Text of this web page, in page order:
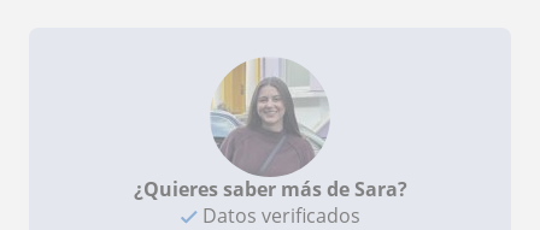
¿Quieres saber más de Sara?
Datos verificados